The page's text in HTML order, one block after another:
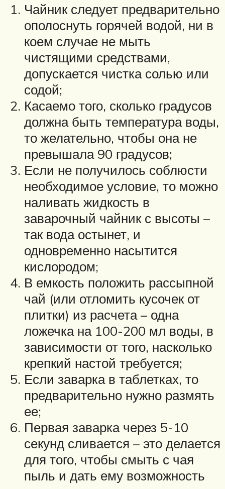
Чайник следует предварительно
ополоснуть горячей водой, ни в
коем случае не мыть
чистящими средствами,
допускается чистка солью или
содой;
Касаемо того, сколько градусов
должна быть температура воды,
то желательно, чтобы она не
превышала 90 градусов;
Если не получилось соблюсти
необходимое условие, то можно
наливать жидкость в
заварочный чайник с высоты –
так вода остынет, и
одновременно насытится
кислородом;
В емкость положить рассыпной
чай (или отломить кусочек от
плитки) из расчета – одна
ложечка на 100-200 мл воды, в
зависимости от того, насколько
крепкий настой требуется;
Если заварка в таблетках, то
предварительно нужно размять
ее;
Первая заварка через 5-10
секунд сливается – это делается
для того, чтобы смыть с чая
пыль и дать ему возможность